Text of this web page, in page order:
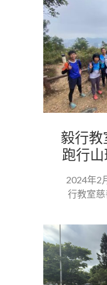
毅行
跑行
2024年2
行教室慈